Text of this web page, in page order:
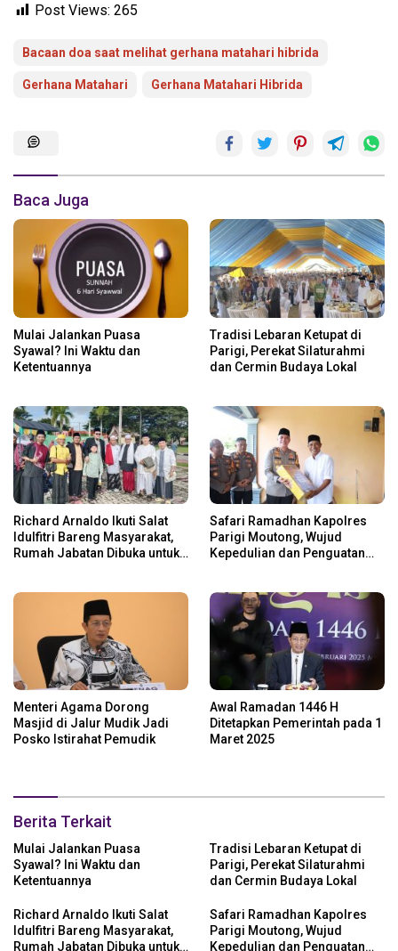
Post Views: 265
Bacaan doa saat melihat gerhana matahari hibrida
Gerhana Matahari Gerhana Matahari Hibrida
Baca Juga
Mulai Jalankan Puasa
Syawal? Ini Waktu dan
Ketentuannya
Tradisi Lebaran Ketupat di
Parigi, Perekat Silaturahmi
dan Cermin Budaya Lokal
Richard Arnaldo Ikuti Salat
Idulfitri Bareng Masyarakat,
Rumah Jabatan Dibuka untuk
Safari Ramadhan Kapolres
Parigi Moutong, Wujud
Kepedulian dan Penguatan
Menteri Agama Dorong
Masjid di Jalur Mudik Jadi
Posko Istirahat Pemudik
Awal Ramadan 1446 H
Ditetapkan Pemerintah pada 1
Maret 2025
Berita Terkait
Mulai Jalankan Puasa
Syawal? Ini Waktu dan
Ketentuannya
Tradisi Lebaran Ketupat di
Parigi, Perekat Silaturahmi
dan Cermin Budaya Lokal
Richard Arnaldo Ikuti Salat
Idulfitri Bareng Masyarakat,
Rumah Jabatan Dibuka untuk
Safari Ramadhan Kapolres
Parigi Moutong, Wujud
Kepedulian dan Penguatan